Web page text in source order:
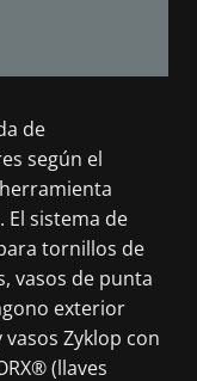
de
según el
El sistema de
tornillos de
vasos de punta
exterior
vasos Zyklop con
(llaves